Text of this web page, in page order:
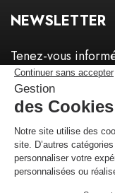
NEWSLETTER
Tenez-vous
Marchand approuvé
vérifier .